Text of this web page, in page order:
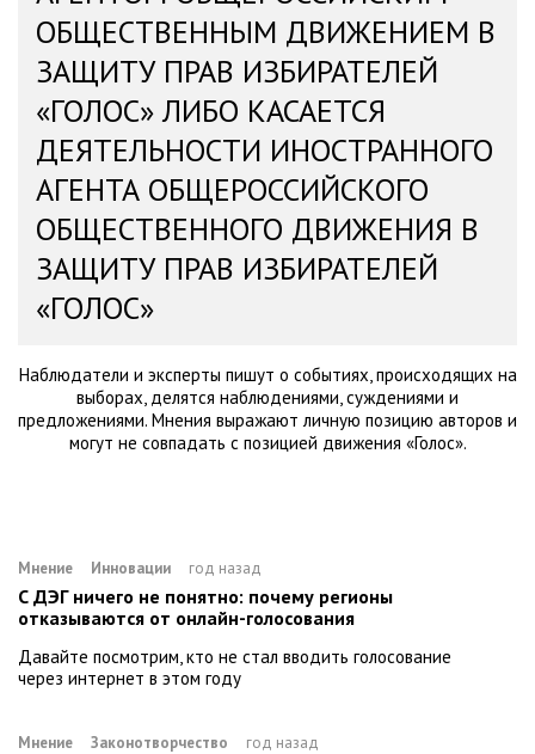
ОБЩЕСТВЕННЫМ ДВИЖЕНИЕМ В
ЗАЩИТУ ПРАВ ИЗБИРАТЕЛЕЙ
«ГОЛОС» ЛИБО КАСАЕТСЯ
ДЕЯТЕЛЬНОСТИ ИНОСТРАННОГО
АГЕНТА ОБЩЕРОССИЙСКОГО
ОБЩЕСТВЕННОГО ДВИЖЕНИЯ В
ЗАЩИТУ ПРАВ ИЗБИРАТЕЛЕЙ
«ГОЛОС»
Наблюдатели и эксперты пишут о событиях, происходящих на
выборах, делятся наблюдениями, суждениями и
предложениями. Мнения выражают личную позицию авторов и
могут не совпадать с позицией движения «Голос».
Мнение Инновации год назад
С ДЭГ ничего не понятно: почему регионы
отказываются от онлайн-голосования
Давайте посмотрим, кто не стал вводить голосование
через интернет в этом году
Мнение Законотворчество год назад